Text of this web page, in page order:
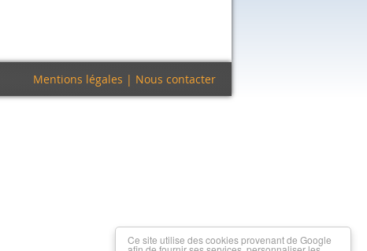
Mentions légales | Nous contacter
Ce site utilise des cookies provenant de Google